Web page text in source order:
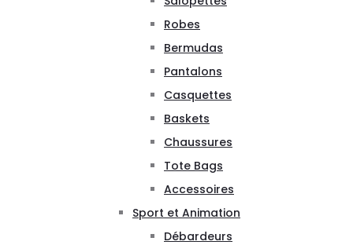
Robes
Bermudas
Pantalons
Casquettes
Baskets
Chaussures
Tote Bags
Accessoires
Sport et Animation
Débardeurs